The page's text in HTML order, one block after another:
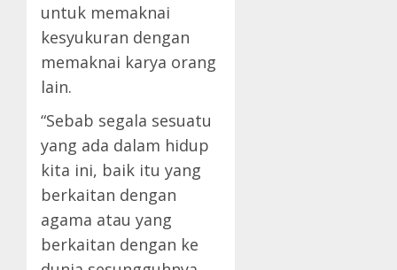
untuk memaknai
kesyukuran dengan
memaknai karya orang
lain.
“Sebab segala sesuatu
yang ada dalam hidup
kita ini, baik itu yang
berkaitan dengan
agama atau yang
berkaitan dengan ke